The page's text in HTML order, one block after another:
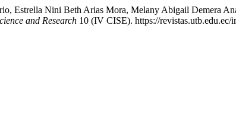
Estrella Nini Beth Arias Mora, Melany Abigail Demera
and Research 10 (IV CISE). https://